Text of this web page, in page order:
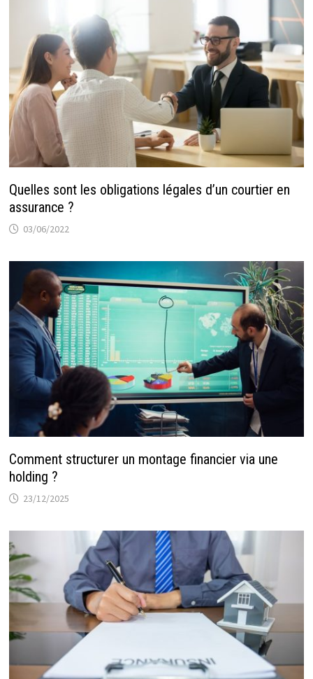
Quelles sont les obligations légales d’un courtier en
assurance ?
03/06/2022
Comment structurer un montage financier via une
holding ?
23/12/2025